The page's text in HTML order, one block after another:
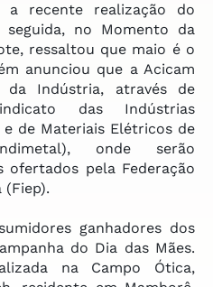
a recente realização do
no Momento da
ressaltou que maio é o
anunciou que a Acicam
da Indústria, através de
das Indústrias
e de Materiais Elétricos de
onde serão
ofertados pela Federação
(Fiep).
ganhadores dos
do Dia das Mães.
na Campo Ótica,